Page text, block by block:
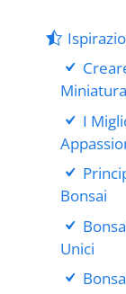
Miniatura
I
Bonsai
Unici